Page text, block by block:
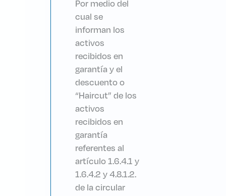
Por medio del
cual se
informan los
activos
recibidos en
garantía y el
descuento o
“Haircut” de los
activos
recibidos en
garantía
referentes al
artículo 1.6.4.1 y
1.6.4.2 y 4.8.1.2.
de la circular